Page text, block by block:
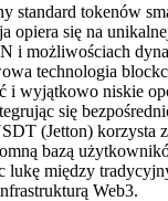
standard tokenów
opiera się na
i możliwościach
technologia
i wyjątkowo niskie
się
(Jetton) korzysta z
bazą
lukę między
Web3.